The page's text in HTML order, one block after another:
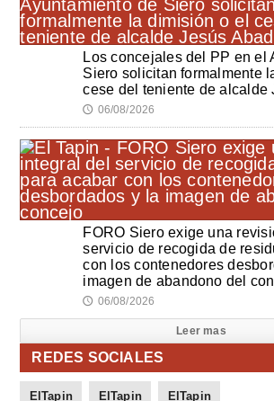
Los concejales del PP en el
Siero solicitan formalmente
cese del teniente de alcalde
🕔 06/08/2026
FORO Siero exige una
servicio de recogida de
con los contenedores
imagen de abandono del
🕔 06/08/2026
Leer mas
REDES SOCIALES
ElTapin ElTapin ElTapin